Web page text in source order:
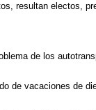
resultan electos,
de los
de vacaciones de